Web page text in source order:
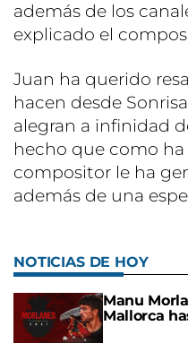
además de los
explicado el
Juan ha querido
hacen desde
alegran a infinidad
hecho que como ha
compositor le ha
además de una
NOTICIAS DE HOY
Manu
Mallorca